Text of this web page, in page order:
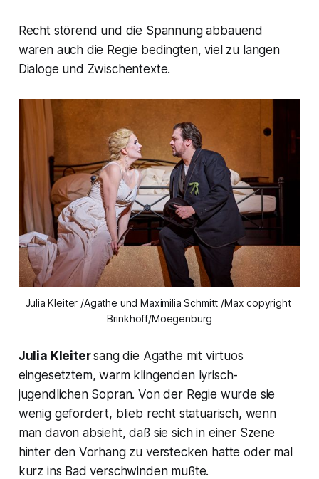
Recht störend und die Spannung abbauend
waren auch die Regie bedingten, viel zu langen
Dialoge und Zwischentexte.
Julia Kleiter /Agathe und Maximilia Schmitt /Max copyright
Brinkhoff/Moegenburg
Julia Kleitersang die Agathe mit virtuos
eingesetztem, warm klingenden lyrisch-
jugendlichen Sopran. Von der Regie wurde sie
wenig gefordert, blieb recht statuarisch, wenn
man davon absieht, daß sie sich in einer Szene
hinter den Vorhang zu verstecken hatte oder mal
kurz ins Bad verschwinden mußte.